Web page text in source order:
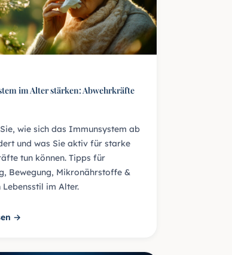
im Alter stärken: Abwehrkräfte
wie sich das Immunsystem ab
und was Sie aktiv für starke
tun können. Tipps für
Bewegung, Mikronährstoffe &
Lebensstil im Alter.
→